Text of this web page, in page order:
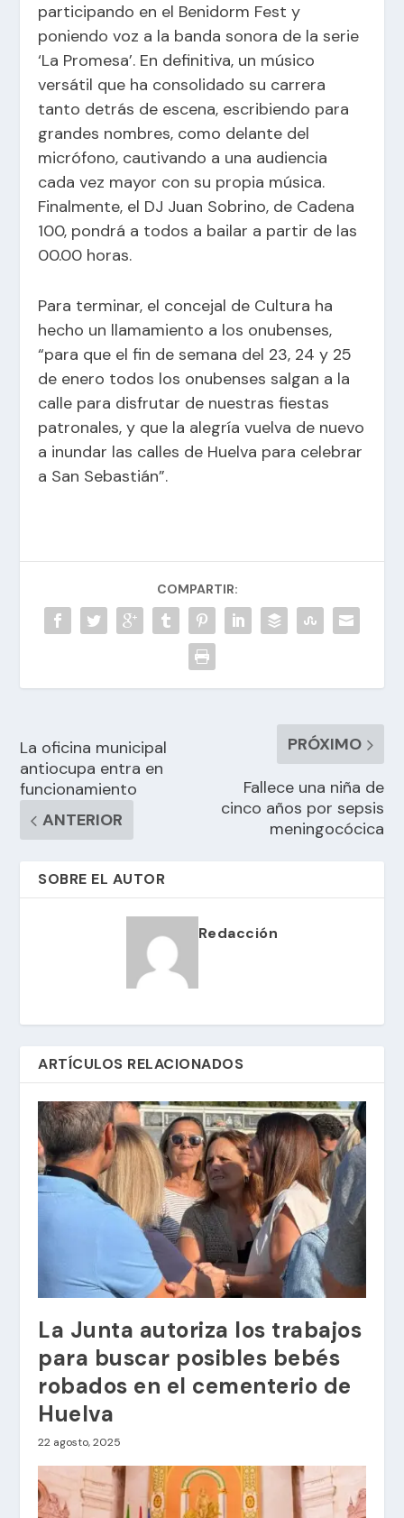
participando en el Benidorm Fest y
poniendo voz a la banda sonora de la serie
‘La Promesa’. En definitiva, un músico
versátil que ha consolidado su carrera
tanto detrás de escena, escribiendo para
grandes nombres, como delante del
micrófono, cautivando a una audiencia
cada vez mayor con su propia música.
Finalmente, el DJ Juan Sobrino, de Cadena
100, pondrá a todos a bailar a partir de las
00.00 horas.
Para terminar, el concejal de Cultura ha
hecho un llamamiento a los onubenses,
“para que el fin de semana del 23, 24 y 25
de enero todos los onubenses salgan a la
calle para disfrutar de nuestras fiestas
patronales, y que la alegría vuelva de nuevo
a inundar las calles de Huelva para celebrar
a San Sebastián”.
COMPARTIR:
La oficina municipal
antiocupa entra en
funcionamiento
ANTERIOR
PRÓXIMO
Fallece una niña de
cinco años por sepsis
meningocócica
SOBRE EL AUTOR
Redacción
ARTÍCULOS RELACIONADOS
La Junta autoriza los trabajos
para buscar posibles bebés
robados en el cementerio de
Huelva
22 agosto, 2025